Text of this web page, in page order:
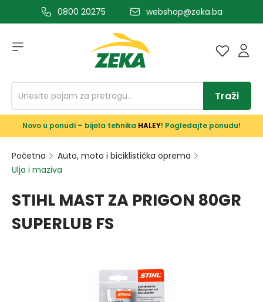
glavni sadržaj0800 20275 webshop@zeka.ba
Traži
Novo u ponudi – bijela tehnika HALEY! Pogledajte ponudu!
Početna
Auto, moto i biciklistička oprema
Ulja i maziva
STIHL MAST ZA PRIGON 80GR
SUPERLUB FS